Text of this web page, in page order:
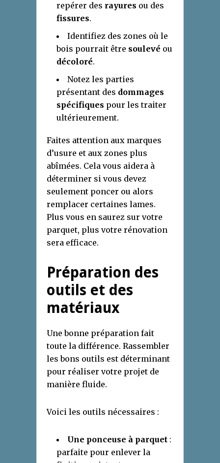
repérer des rayures ou des
fissures.
Identifiez des zones où le
bois pourrait être soulevé ou
décoloré.
Notez les parties
présentant des dommages
spécifiques pour les traiter
ultérieurement.
Faites attention aux marques
d’usure et aux zones plus
abîmées. Cela vous aidera à
déterminer si vous devez
seulement poncer ou alors
remplacer certaines lames.
Plus vous en saurez sur votre
parquet, plus votre rénovation
sera efficace.
Préparation des
outils et des
matériaux
Une bonne préparation fait
toute la différence. Rassembler
les bons outils est déterminant
pour réaliser votre projet de
manière fluide.
Voici les outils nécessaires :
Une ponceuse à parquet :
parfaite pour enlever la